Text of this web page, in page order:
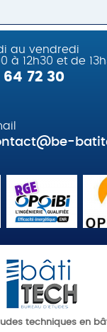
au vendredi
à 12h30 et de
64 72 30
techniques en